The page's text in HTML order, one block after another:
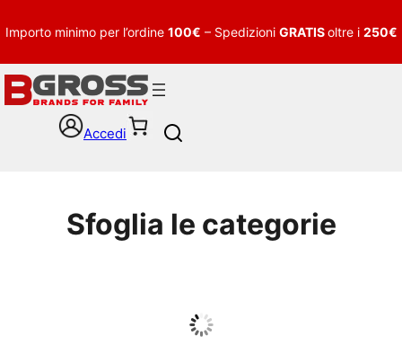
Importo minimo per l’ordine 100€ – Spedizioni GRATISoltre i 250€
Accedi
h
Sfoglia le categorie
Guarda tutto